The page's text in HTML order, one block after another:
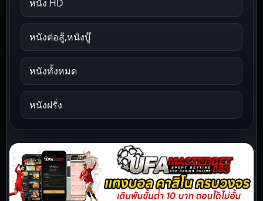
หนัง HD
หนังต่อสู้,หนังบู๊
หนังทั้งหมด
หนังฝรั่ง